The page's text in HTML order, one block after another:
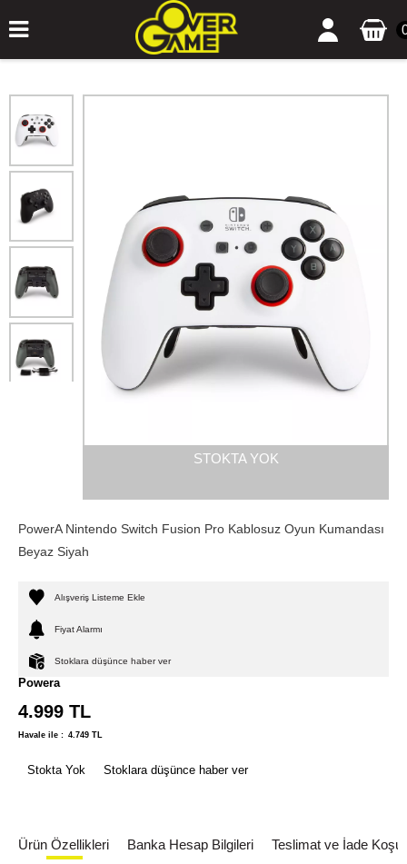
STOKTA YOK
PowerA Nintendo Switch Fusion Pro Kablosuz Oyun Kumandası
Beyaz Siyah
Alışveriş Listeme Ekle
Fiyat Alarmı
Stoklara düşünce haber ver
Powera
4.999 TL
Havale ile : TL
4.749
Stokta Yok Stoklara düşünce haber ver
Ürün Özellikleri Banka Hesap Bilgileri Teslimat ve İade